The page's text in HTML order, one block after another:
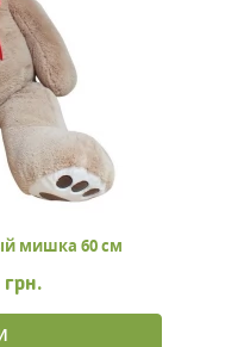
мишка 60 см